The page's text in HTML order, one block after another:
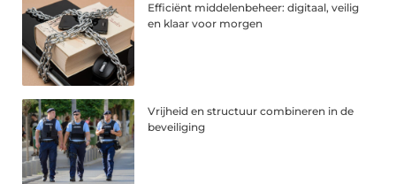
Efficiënt middelenbeheer: digitaal, veilig
en klaar voor morgen
Vrijheid en structuur combineren in de
beveiliging